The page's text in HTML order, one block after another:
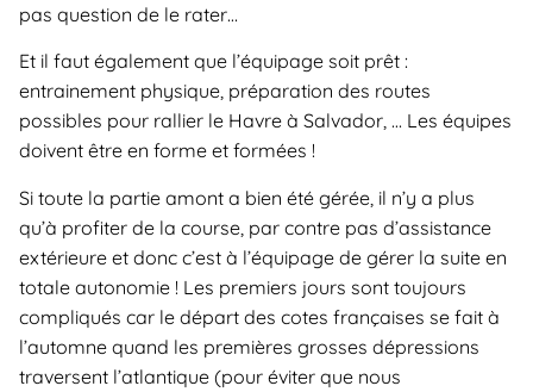
pas question de le rater…
Et il faut également que l’équipage soit prêt :
entrainement physique, préparation des routes
possibles pour rallier le Havre à Salvador, … Les équipes
doivent être en forme et formées !
Si toute la partie amont a bien été gérée, il n’y a plus
qu’à profiter de la course, par contre pas d’assistance
extérieure et donc c’est à l’équipage de gérer la suite en
totale autonomie ! Les premiers jours sont toujours
compliqués car le départ des cotes françaises se fait à
l’automne quand les premières grosses dépressions
traversent l’atlantique (pour éviter que nous